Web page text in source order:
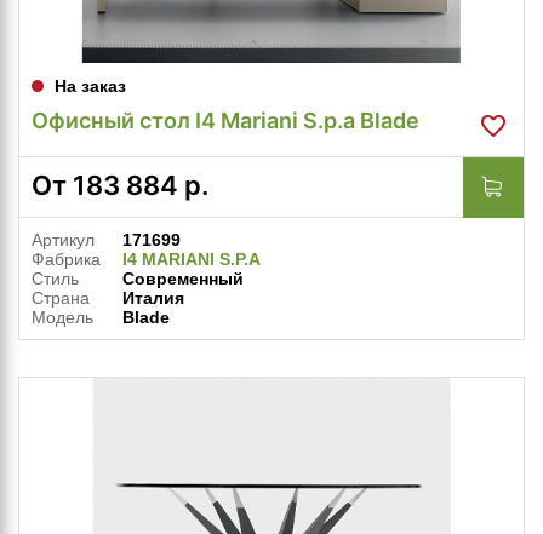
На заказ
Офисный стол I4 Mariani S.p.a Blade
От 183 884 р.
Артикул
171699
Фабрика
I4 MARIANI S.P.A
Стиль
Современный
Страна
Италия
Модель
Blade